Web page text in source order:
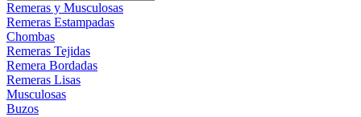
Remeras y Musculosas
Remeras Estampadas
Chombas
Remeras Tejidas
Remera Bordadas
Remeras Lisas
Musculosas
Buzos